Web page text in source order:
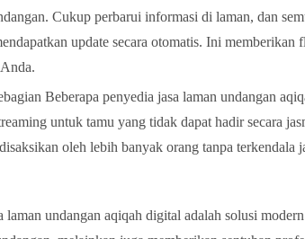
Cukup perbarui informasi di laman, dan
update secara otomatis. Ini memberikan
Beberapa penyedia jasa laman undangan
untuk tamu yang tidak dapat hadir secara
oleh lebih banyak orang tanpa terkendala
laman undangan aqiqah digital adalah solusi